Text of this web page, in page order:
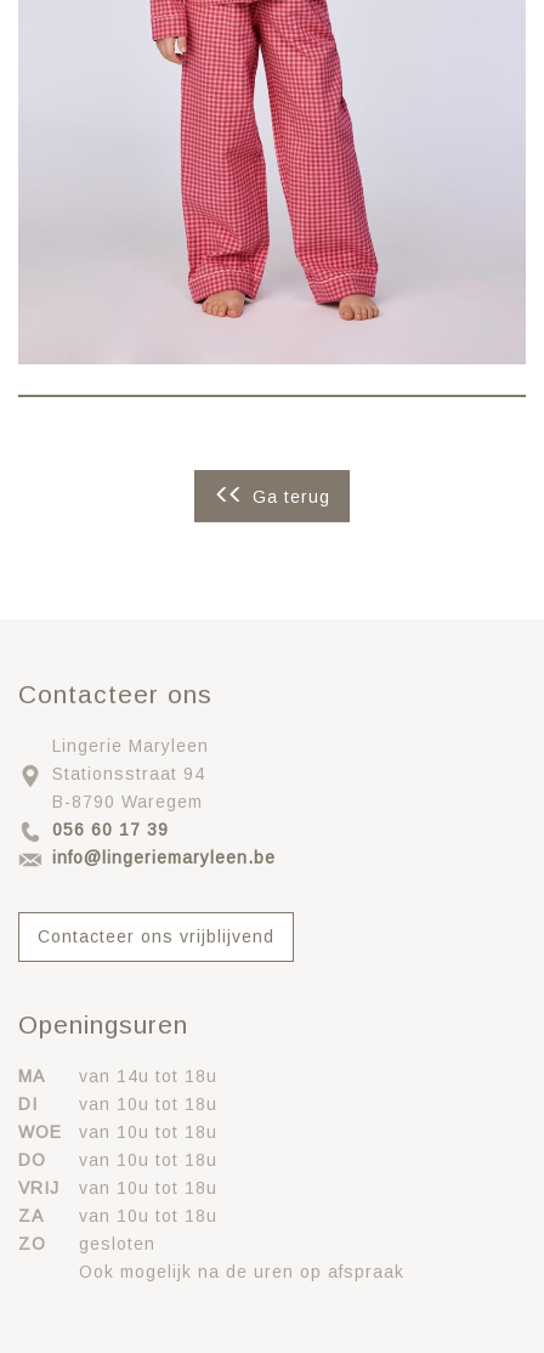
Ga terug
Contacteer ons
Lingerie Maryleen
Stationsstraat 94
B-8790 Waregem
056 60 17 39
info@lingeriemaryleen.be
Contacteer ons vrijblijvend
Openingsuren
MA
van 14u tot 18u
DI
van 10u tot 18u
WOE
van 10u tot 18u
DO
van 10u tot 18u
VRIJ
van 10u tot 18u
ZA
van 10u tot 18u
ZO
gesloten
Ook mogelijk na de uren op afspraak